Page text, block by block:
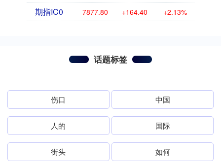
期指IC0 7877.80 +164.40 +2.13%
话题标签
伤口 中国
人的 国际
街头 如何